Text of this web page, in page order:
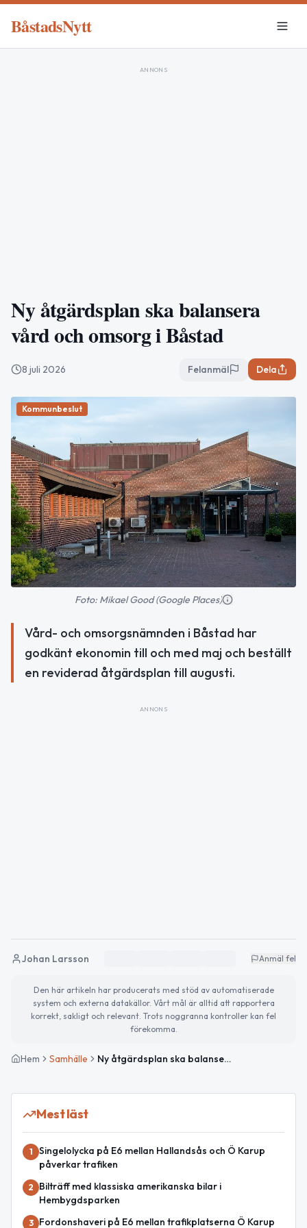
BåstadsNytt
ANNONS
Ny åtgärdsplan ska balansera
vård och omsorg i Båstad
8 juli 2026 Felanmäl Dela
Kommunbeslut
Foto: Mikael Good (Google Places)
Vård- och omsorgsnämnden i Båstad har
godkänt ekonomin till och med maj och beställt
en reviderad åtgärdsplan till augusti.
ANNONS
Johan Larsson Anmäl fel
Den här artikeln har producerats med stöd av automatiserade
system och externa datakällor. Vårt mål är alltid att rapportera
korrekt, sakligt och relevant. Trots noggranna kontroller kan fel
förekomma.
Hem Samhälle Ny åtgärdsplan ska balansera vård och omsorg i Båstad
Mest läst
1
Singelolycka på E6 mellan Hallandsås och Ö Karup
påverkar trafiken
2
Bilträff med klassiska amerikanska bilar i
Hembygdsparken
3 Fordonshaveri på E6 mellan trafikplatserna Ö Karup